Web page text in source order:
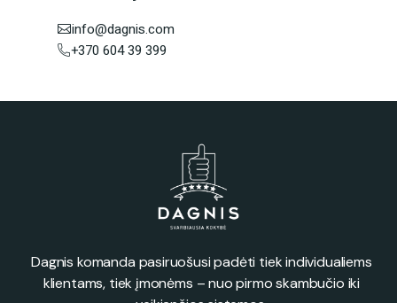
info@dagnis.com
+370 604 39 399
Dagnis komanda pasiruošusi padėti tiek individualiems
klientams, tiek įmonėms – nuo pirmo skambučio iki